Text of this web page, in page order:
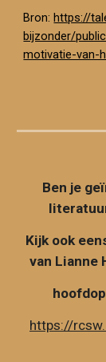
Bron:https://
bijzonder/
motivatie-van-
Ben je
Kijk ook
van Lianne
https://